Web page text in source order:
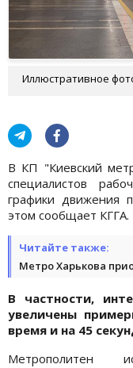
Иллюстративное
В КП "Киевский
специалистов
графики движения
этом сообщает КГГА.
Читайте также:
Метро Харькова
В частности,
увеличены
время и на 45
Метрополитен